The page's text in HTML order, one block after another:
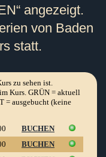
angezeigt.
von Baden
statt.